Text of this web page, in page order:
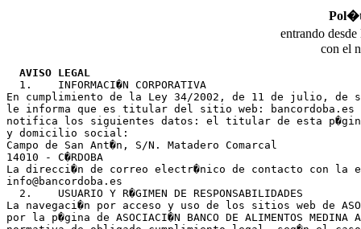
entrando
con el
AVISO LEGAL
  1.	INFORMACI�N CORPORATIVA
En cumplimiento de la Ley 34/2002, de 11 de julio, de
le informa que es titular del sitio web: bancordoba.es de
notifica los siguientes datos: el titular de esta p�gina web
y domicilio social:
Campo de San Ant�n, S/N. Matadero Comarcal
14010 - C�RDOBA
La direcci�n de correo electr�nico de contacto con la
info@bancordoba.es
  2.	USUARIO Y R�GIMEN DE RESPONSABILIDADES
La navegaci�n por acceso y uso de los sitios web de
por la p�gina de ASOCIACI�N BANCO DE ALIMENTOS